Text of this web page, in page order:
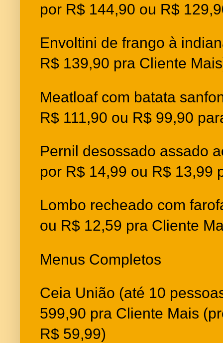
por R$ 144,90 ou R$
Envoltini de frango à
R$ 139,90 pra Cliente
Meatloaf com batata
R$ 111,90 ou R$ 99,90
Pernil desossado assado
por R$ 14,99 ou R$ 13,99
Lombo recheado com
ou R$ 12,59 pra Cliente
Menus Completos
Ceia União (até 10
599,90 pra Cliente Mais
R$ 59,99)